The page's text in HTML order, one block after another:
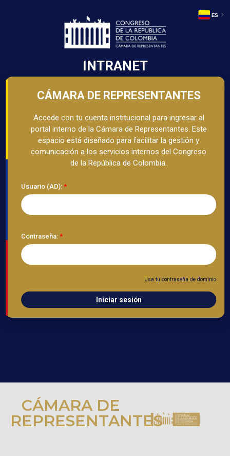
INTRANET
CÁMARA DE REPRESENTANTES
Accede con tu cuenta institucional para ingresar al
portal interno de la Cámara de Representantes. Este
espacio está diseñado para facilitar la gestión y
comunicación a los servicios internos del Congreso
de la República de Colombia.
Usuario (AD):
Contraseña:
Usa tu contraseña de dominio
Iniciar sesión
CÁMARA DE
REPRESENTANTES
ES